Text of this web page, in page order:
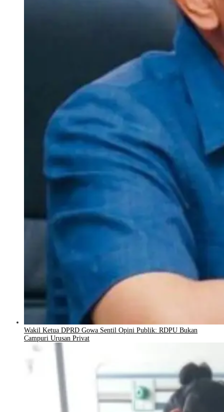
Wakil Ketua DPRD Gowa Sentil Opini Publik: RDPU Bukan
Campuri Urusan Privat